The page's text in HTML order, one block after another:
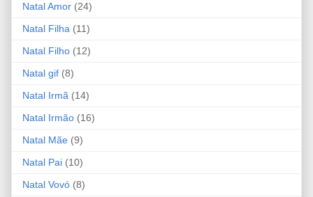
Natal Amor (24)
Natal Filha (11)
Natal Filho (12)
Natal gif (8)
Natal Irmã (14)
Natal Irmão (16)
Natal Mãe (9)
Natal Pai (10)
Natal Vovó (8)